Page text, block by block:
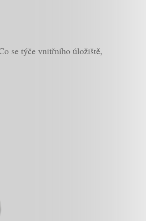
se týče vnitřního úložiště,